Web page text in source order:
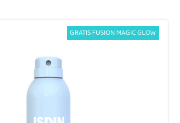
GRATIS FUSION MAGIC GLOW